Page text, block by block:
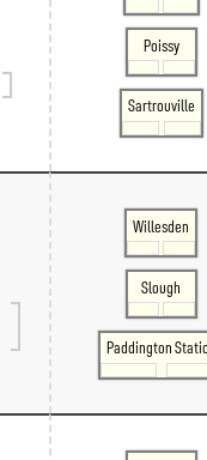
Poissy
Sartrouville
Willesden
Slough
Paddington